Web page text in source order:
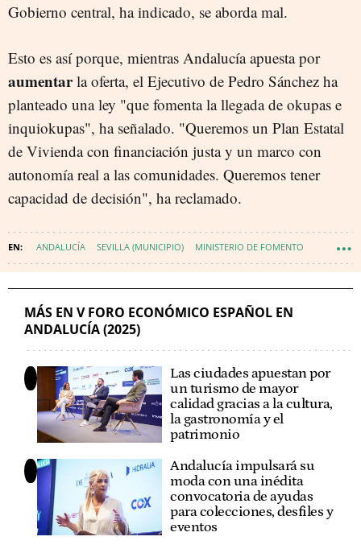
Gobierno central, ha indicado, se aborda mal.
Esto es así porque, mientras Andalucía apuesta por
aumentarla oferta, el Ejecutivo de Pedro Sánchez ha
planteado una ley "que fomenta la llegada de okupas e
inquiokupas", ha señalado. "Queremos un Plan Estatal
de Vivienda con financiación justa y un marco con
autonomía real a las comunidades. Queremos tener
capacidad de decisión", ha reclamado.
ANDALUCÍA SEVILLA (MUNICIPIO) MINISTERIO DE FOMENTO
FORO ECONÓMICO ESPAÑOL
MÁS EN V FORO ECONÓMICO ESPAÑOL EN
ANDALUCÍA (2025)
Las ciudades apuestan por
un turismo de mayor
calidad gracias a la cultura,
la gastronomía y el
patrimonio
Andalucía impulsará su
moda con una inédita
convocatoria de ayudas
para colecciones, desfiles y
eventos